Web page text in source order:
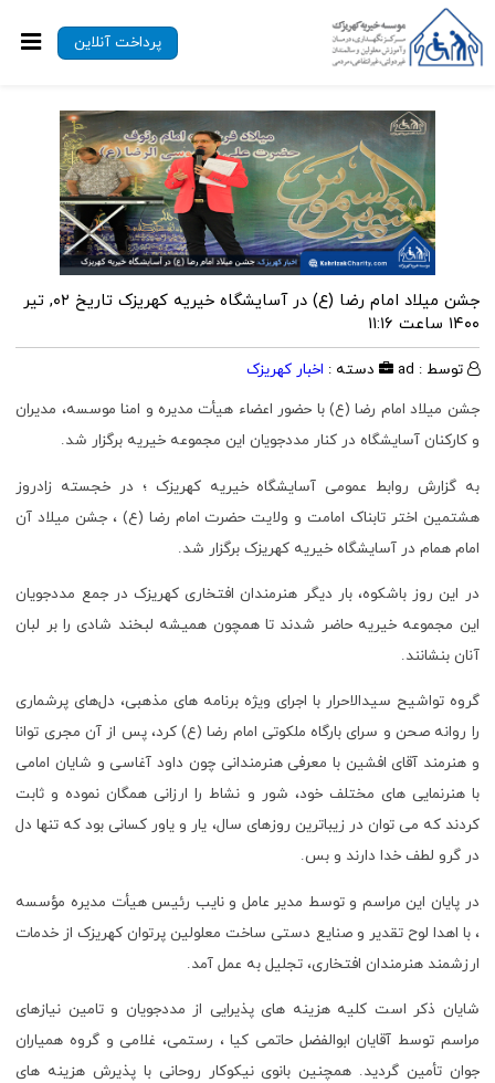
پرداخت آنلاین
جشن میلاد امام رضا (ع) در آسایشگاه خیریه کهریزک
تاریخ ۰۲, تیر
۱۴۰۰ ساعت ۱۱:۱۶
توسط : ad دسته : اخبار کهریزک
جشن میلاد امام رضا (ع) با حضور اعضاء هیأت مدیره و امنا موسسه، مدیران
و کارکنان آسایشگاه در کنار مددجویان این مجموعه خیریه برگزار شد.
به گزارش روابط عمومی آسایشگاه خیریه کهریزک ؛ در خجسته زادروز
هشتمین اختر تابناک امامت و ولایت حضرت امام رضا (ع) ، جشن میلاد آن
امام همام در آسایشگاه خیریه کهریزک برگزار شد.
در این روز باشکوه، بار دیگر هنرمندان افتخاری کهریزک در جمع مددجویان
این مجموعه خیریه حاضر شدند تا همچون همیشه لبخند شادی را بر لبان
آنان بنشانند.
گروه تواشیح سیدالاحرار با اجرای ویژه برنامه های مذهبی، دل‌های پرشماری
را روانه صحن و سرای بارگاه ملکوتی امام رضا (ع) کرد، پس از آن مجری توانا
و هنرمند آقای افشین با معرفی هنرمندانی چون داود آغاسی و شایان امامی
با هنرنمایی های مختلف خود، شور و نشاط را ارزانی همگان نموده و ثابت
کردند که می توان در زیباترین روزهای سال، یار و یاور کسانی بود که تنها دل
در گرو لطف خدا دارند و بس.
در پایان این مراسم و توسط مدیر عامل و نایب رئیس هیأت مدیره مؤسسه
، با اهدا لوح تقدیر و صنایع دستی ساخت معلولین پرتوان کهریزک از خدمات
ارزشمند هنرمندان افتخاری، تجلیل به عمل آمد.
شایان ذکر است کلیه هزینه های پذیرایی از مددجویان و تامین نیازهای
مراسم توسط آقایان ابوالفضل حاتمی کیا ، رستمی، غلامی و گروه همیاران
جوان تأمین گردید. همچنین بانوی نیکوکار روحانی با پذیرش هزینه های